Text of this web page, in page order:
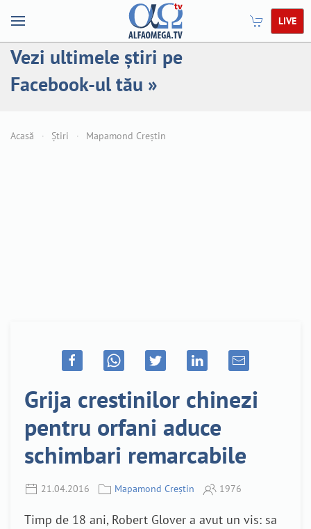
LIVE
Vezi ultimele știri pe
Facebook-ul tău »
Acasă Știri Mapamond Creștin
Grija crestinilor chinezi
pentru orfani aduce
schimbari remarcabile
21.04.2016 Mapamond Creștin 1976
Timp de 18 ani, Robert Glover a avut un vis: sa